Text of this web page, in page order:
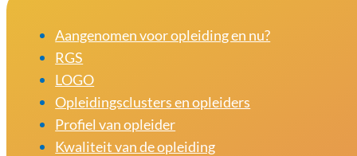
Aangenomen voor opleiding en nu?
RGS
LOGO
Opleidingsclusters en opleiders
Profiel van opleider
Kwaliteit van de opleiding